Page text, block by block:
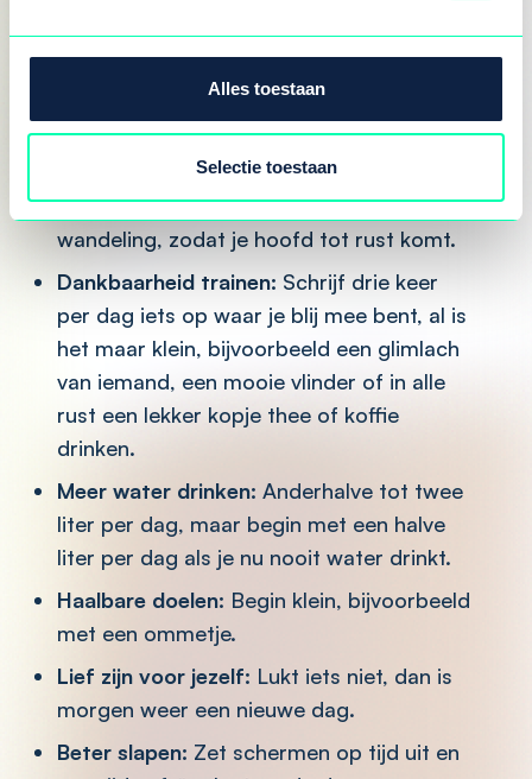
Alles toestaan
Selectie toestaan
Noortje geeft een paar eenvoudige stappen
die weinig tot niets kosten:
Minder prikkels:Zorg dat je lichaam echt
tot rust kan komen. Zet bijvoorbeeld je
schermen en podcasts uit tijdens een
wandeling, zodat je hoofd tot rust komt.
Dankbaarheid trainen: Schrijf drie keer
per dag iets op waar je blij mee bent, al is
het maar klein, bijvoorbeeld een glimlach
van iemand, een mooie vlinder of in alle
rust een lekker kopje thee of koffie
drinken.
Meer water drinken: Anderhalve tot twee
liter per dag, maar begin met een halve
liter per dag als je nu nooit water drinkt.
Haalbare doelen: Begin klein, bijvoorbeeld
met een ommetje.
Lief zijn voor jezelf: Lukt iets niet, dan is
morgen weer een nieuwe dag.
Beter slapen: Zet schermen op tijd uit en